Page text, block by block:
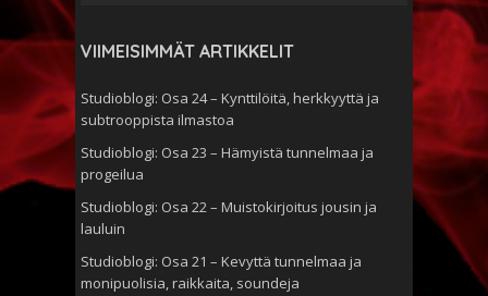
VIIMEISIMMÄT ARTIKKELIT
Studioblogi: Osa 24 – Kynttilöitä, herkkyyttä ja
subtrooppista ilmastoa
Studioblogi: Osa 23 – Hämyistä tunnelmaa ja
progeilua
Studioblogi: Osa 22 – Muistokirjoitus jousin ja
lauluin
Studioblogi: Osa 21 – Kevyttä tunnelmaa ja
monipuolisia, raikkaita, soundeja